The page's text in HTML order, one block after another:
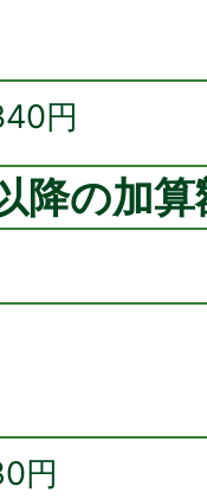
円
降の加
円